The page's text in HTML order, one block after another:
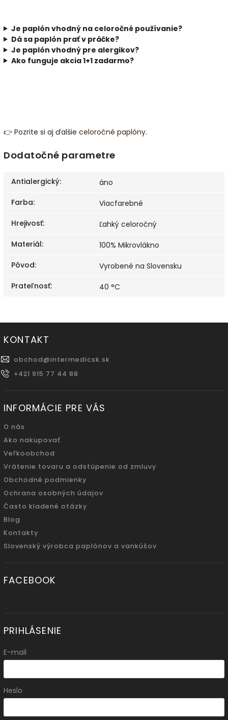
Je paplón vhodný na celoročné používanie?
Dá sa paplón prať v práčke?
Je paplón vhodný pre alergikov?
Ako funguje akcia 1+1 zadarmo?
👉 Pozrite si aj ďalšie celoročné paplóny.
Dodatočné parametre
Antialergický:
áno
Farba:
Viacfarebné
Hrejivosť:
Ľahký celoročný
Materiál:
100% Mikrovlákno
Pôvod:
Vyrobené na Slovensku
Prateľnosť: 40 °C
KONTAKT
obchod@intermedicsk.sk
+421 915 77 44 88
INFORMÁCIE PRE VÁS
O nás
Ako nakupovať
Veľkoobchod
Vrátenie tovaru a odstúpenie od zmluvy
Obchodné podmienky
Ochrana osobných údajov
Často kladené otázky
Blog
Kontakty
Slovenský výrobca paplónov a vankúšov
FACEBOOK
PRIHLÁSENIE
E-mail
Heslo